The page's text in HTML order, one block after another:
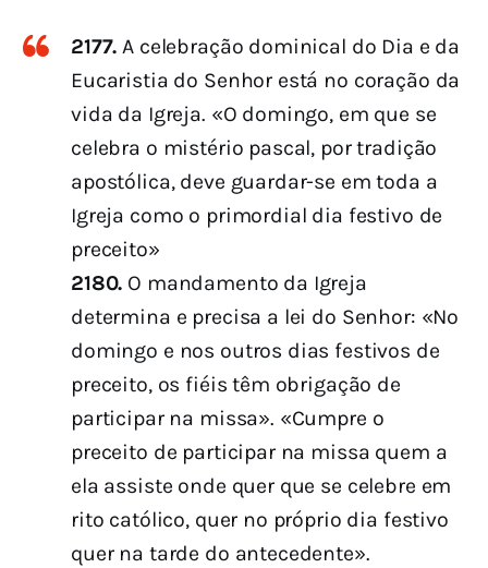
2177. A celebração dominical do Dia e da
Eucaristia do Senhor está no coração da
vida da Igreja. «O domingo, em que se
celebra o mistério pascal, por tradição
apostólica, deve guardar-se em toda a
Igreja como o primordial dia festivo de
preceito»
2180. O mandamento da Igreja
determina e precisa a lei do Senhor: «No
domingo e nos outros dias festivos de
preceito, os fiéis têm obrigação de
participar na missa». «Cumpre o
preceito de participar na missa quem a
ela assiste onde quer que se celebre em
rito católico, quer no próprio dia festivo
quer na tarde do antecedente».